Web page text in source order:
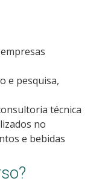
e pesquisa,
técnica
no
e bebidas